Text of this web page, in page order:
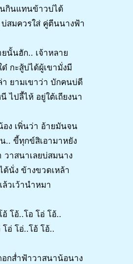
กินแทนข้าวบ่ได้
สมควรใส่ คู่ตีนนางฟ้า
ยนั้นฮัก.. เจ้าหลาย
ด๋ กะสู้บ่ได้ผู้เขามั่งมี
ยามเขาว่า บักคนบ่ดี
ไปลี้ไห้ อยู่ใต้เถียงนา
ง เพิ่นว่า อ้ายมันจน
.. ขี้ทุกข์สิเอามาหยัง
วาสนาเลยบ่สมนาง
ด้นั่ง ข้างขวดเหล้า
ล้วเว้านำหมา
อ้ โอ้..โอ โอ่ โอ้..
โอ่ โอ่..โอ้ โอ้..
กส่ำฟ้าวาสนาน้อนาง